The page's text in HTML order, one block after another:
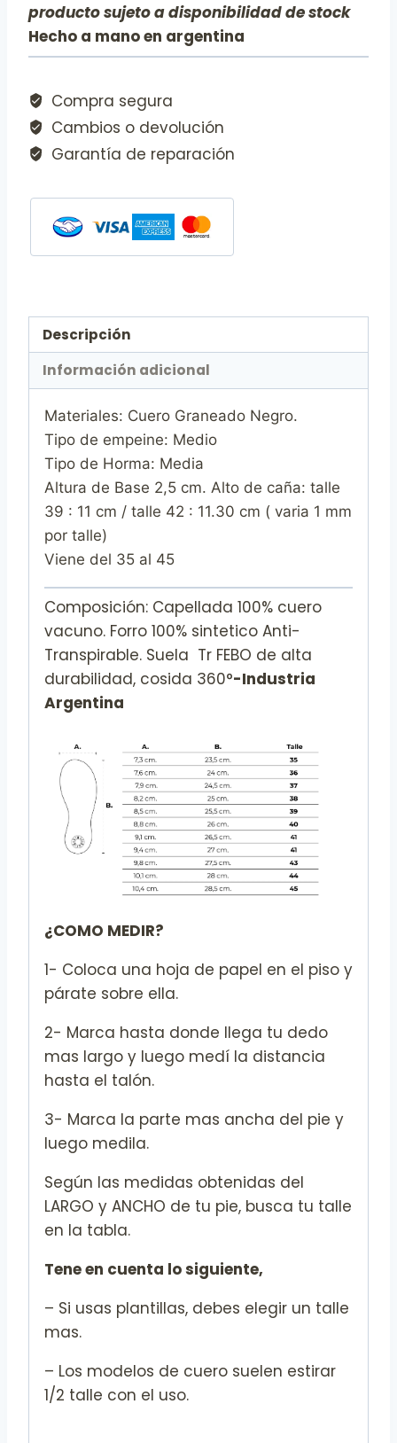
producto sujeto a disponibilidad de stock
Hecho a mano en argentina
Compra segura
Cambios o devolución
Garantía de reparación
Descripción
Información adicional
Materiales: Cuero Graneado Negro.
Tipo de empeine: Medio
Tipo de Horma: Media
Altura de Base 2,5 cm. Alto de caña: talle
39 : 11 cm / talle 42 : 11.30 cm ( varia 1 mm
por talle)
Viene del 35 al 45
Composición: Capellada 100% cuero
vacuno. Forro 100% sintetico Anti-
Transpirable. Suela Tr FEBO de alta
durabilidad, cosida 360°-Industria
Argentina
¿COMO MEDIR?
1- Coloca una hoja de papel en el piso y
párate sobre ella.
2- Marca hasta donde llega tu dedo
mas largo y luego medí la distancia
hasta el talón.
3- Marca la parte mas ancha del pie y
luego medila.
Según las medidas obtenidas del
LARGO y ANCHO de tu pie, busca tu talle
en la tabla.
Tene en cuenta lo siguiente,
– Si usas plantillas, debes elegir un talle
mas.
– Los modelos de cuero suelen estirar
1/2 talle con el uso.